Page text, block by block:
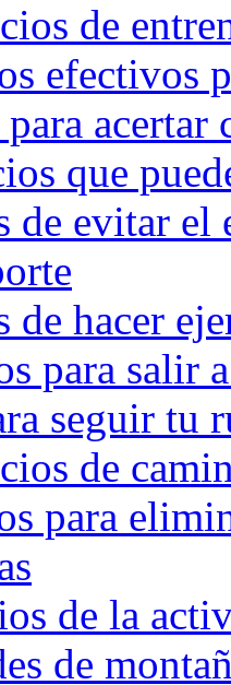
de
efectivos
que
de evitar
de hacer
para salir
seguir tu
de
para
de la
de